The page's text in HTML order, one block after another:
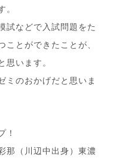
。
試などで入試問題をた
ことができたことが、
思います。
ミのおかげだと思いま
！
出身）東濃